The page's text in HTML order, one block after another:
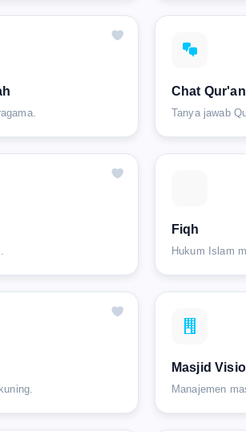
Chat Qur'an
Tanya jawab
Fiqh
Hukum Islam
Masjid
Manajemen